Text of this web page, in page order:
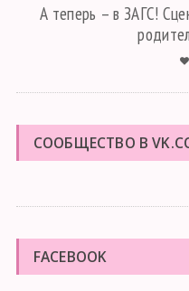
А теперь – в ЗАГС!
СООБЩЕСТВО В
FACEBOOK